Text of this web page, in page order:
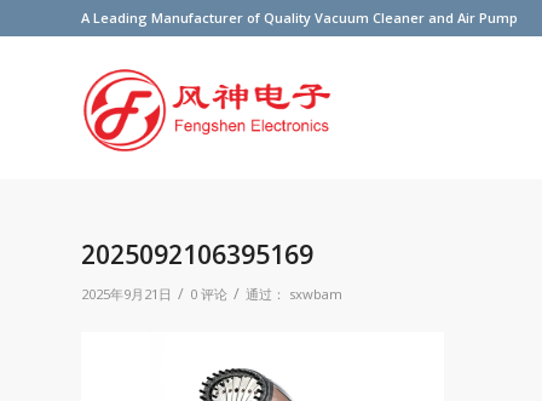
A Leading Manufacturer of Quality Vacuum Cleaner and Air Pump
2025092106395169
2025年9月21日 / 0 评论 / 通过： sxwbam